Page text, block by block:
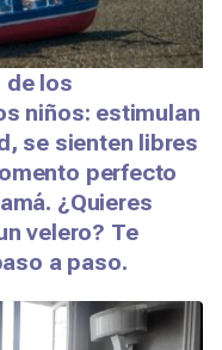
de los
niños: estimulan
se sienten libres
perfecto
¿Quieres
velero? Te
a paso.